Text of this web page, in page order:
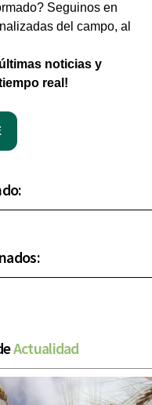
Seguinos en
del campo, al
noticias y
real!
Actualidad